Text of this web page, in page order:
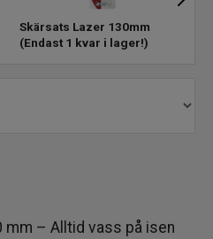
Skärsats Lazer 130mm
(Endast 1 kvar i lager!)
– Alltid vass på isen